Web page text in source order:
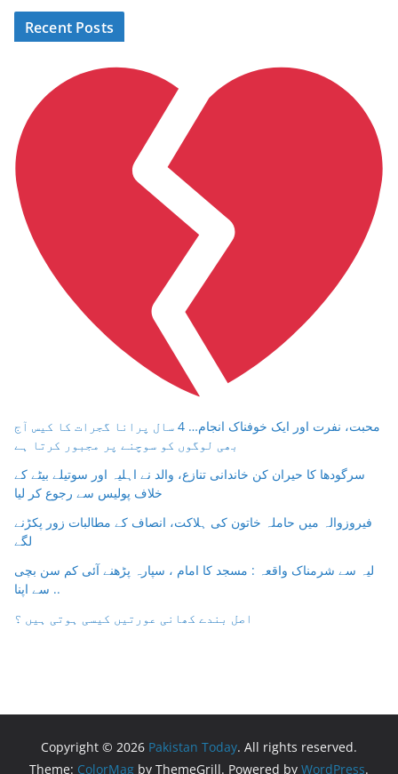
Recent Posts
محبت، نفرت اور ایک خوفناک انجام… 4 سال پرانا گجرات کا کیس آج
بھی لوگوں کو سوچنے پر مجبور کرتا ہے
سرگودھا کا حیران کن خاندانی تنازع، والد نے اہلیہ اور سوتیلے بیٹے کے
خلاف پولیس سے رجوع کر لیا
فیروزوالہ میں حاملہ خاتون کی ہلاکت، انصاف کے مطالبات زور پکڑنے
لگے
لیہ سے شرمناک واقعہ : مسجد کا امام ، سپارہ پڑھنے آئی کم سن بچی
سے اپنا ..
اصل بندے کھانی عورتیں کیسی ہوتی ہیں ؟
Copyright © 2026 Pakistan Today. All rights reserved.
Theme: ColorMag by ThemeGrill. Powered by WordPress.